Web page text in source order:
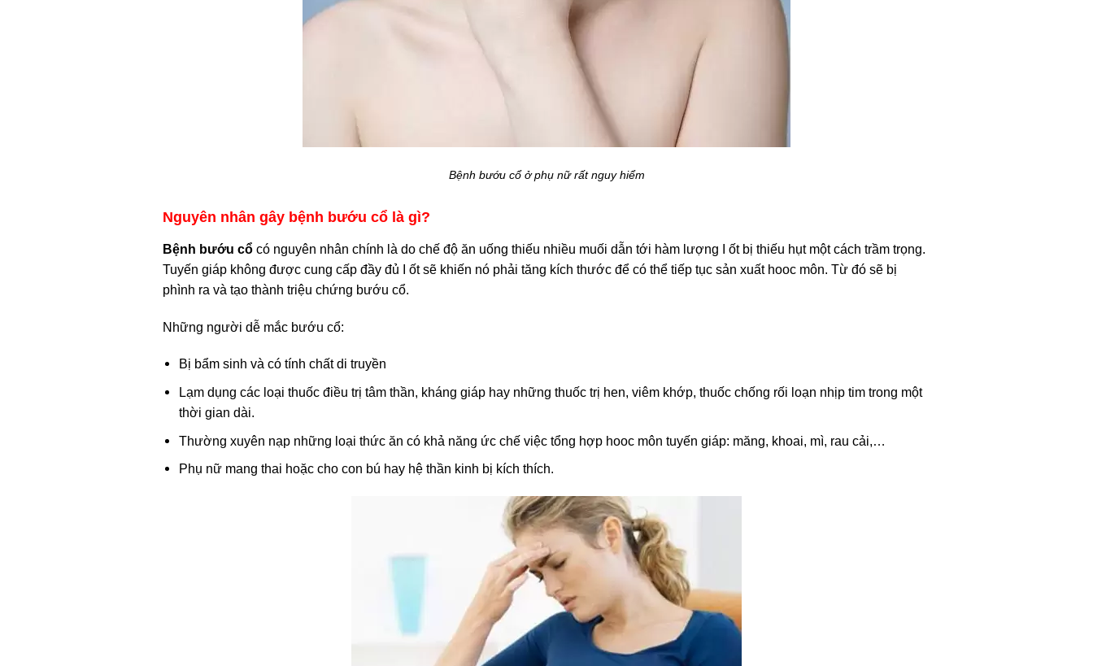
Bệnh bướu cổ ở phụ nữ rất nguy hiểm
Nguyên nhân gây bệnh bướu cổ là gì?
Bệnh bướu cổcó nguyên nhân chính là do chế độ ăn uống thiếu nhiều muối dẫn tới hàm lượng I ốt bị thiếu hụt một cách trầm trọng.
Tuyến giáp không được cung cấp đầy đủ I ốt sẽ khiến nó phải tăng kích thước để có thể tiếp tục sản xuất hooc môn. Từ đó sẽ bị
phình ra và tạo thành triệu chứng bướu cổ.
Những người dễ mắc bướu cổ:
Bị bẩm sinh và có tính chất di truyền
Lạm dụng các loại thuốc điều trị tâm thần, kháng giáp hay những thuốc trị hen, viêm khớp, thuốc chống rối loạn nhịp tim trong một
thời gian dài.
Thường xuyên nạp những loại thức ăn có khả năng ức chế việc tổng hợp hooc môn tuyến giáp: măng, khoai, mì, rau cải,…
Phụ nữ mang thai hoặc cho con bú hay hệ thần kinh bị kích thích.